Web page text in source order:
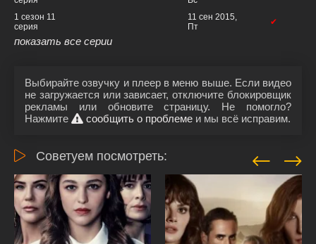
1 сезон 11
серия
11 сен 2015,
Пт
✔
показать все серии
Выбирайте озвучку и плеер в меню выше. Если видео
не загружается или зависает, отключите блокировщик
рекламы или обновите страницу. Не помогло?
Нажмите
сообщить о проблеме и мы всё исправим.
Советуем посмотреть: